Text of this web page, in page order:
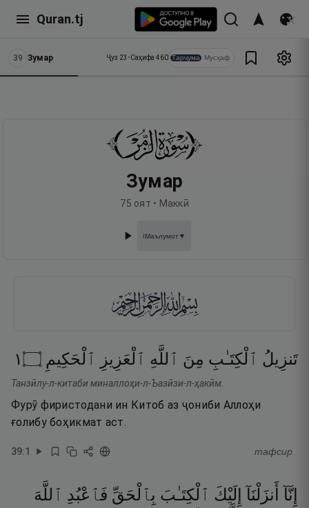
Quran.tj
39 Зумар Ҷуз 23 •Саҳифа 460 Тарҷума Мусҳаф
Зумар
75 оят • Маккӣ
ℹ️Маълумот▼
تَنزِيلُ ٱلْكِتَـٰبِ مِنَ ٱللَّهِ ٱلْعَزِيزِ ٱلْحَكِيمِ ۝١
Танзӣлу-л-китаби миналлоҳи-л-Ъазӣзи-л-ҳакӣм.
Фурӯ фиристодани ин Китоб аз ҷониби Аллоҳи
ғолибу боҳикмат аст.
39:1 тафсир
إِنَّآ أَنزَلْنَآ إِلَيْكَ ٱلْكِتَـٰبَ بِٱلْحَقِّ فَٱعْبُدِ ٱللَّهَ